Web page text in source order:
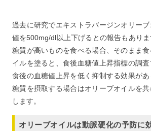
過去に研究でエキストラバージンオリー
値を500mg/dl以上下げるとの報告もあり
糖質が高いものを食べる場合、そのまま
イルを塗ると、食後血糖値上昇指標の調
食後の血糖値上昇を低く抑制する効果があ
糖質を摂取する場合はオリーブオイルを
します。
オリーブオイルは動脈硬化の予防に